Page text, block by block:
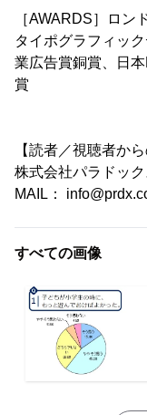
［AWARDS］ロン
タイポグラフィッ
業広告賞銅賞、日
賞
【読者／視聴者か
株式会社パラドック
MAIL：
すべての画像